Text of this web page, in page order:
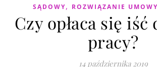
SĄDOWY, ROZWIĄZANIE
Czy opłaca się iść
pracy?
14 października 2019